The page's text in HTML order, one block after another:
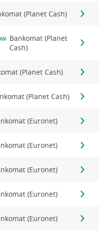
(Planet Cash)
Bankomat (Planet
Cash)
(Planet Cash)
(Planet Cash)
(Euronet)
(Euronet)
(Euronet)
(Euronet)
(Euronet)